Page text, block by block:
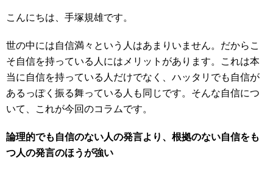
こんにちは、手塚規雄です。
世の中には自信満々という人はあまりいません。だからこ
そ自信を持っている人にはメリットがあります。これは本
当に自信を持っている人だけでなく、ハッタリでも自信が
あるっぽく振る舞っている人も同じです。そんな自信につ
いて、これが今回のコラムです。
論理的でも自信のない人の発言より、根拠のない自信をも
つ人の発言のほうが強い